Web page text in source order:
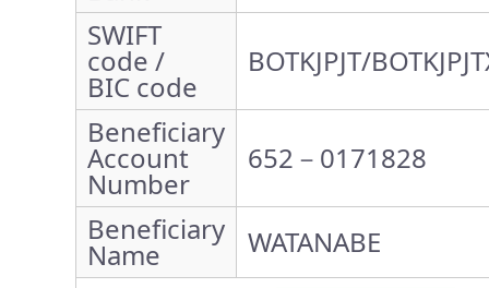
SWIFT
code /
BIC code
BOTKJPJT/
Beneficiary
Account
Number
652－0171828
Beneficiary
Name WATANABE